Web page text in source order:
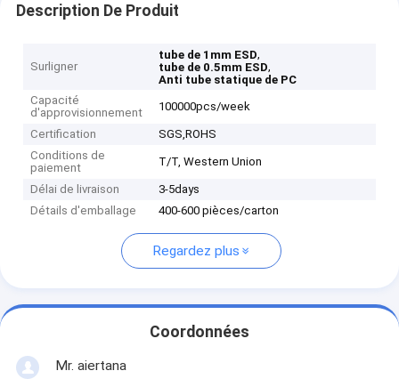
Description De Produit
Surligner
tube de 1mm ESD,
tube de 0.5mm ESD,
Anti tube statique de PC
Capacité
d'approvisionnement
100000pcs/week
Certification
SGS,ROHS
Conditions de
paiement
T/T, Western Union
Délai de livraison
3-5days
Détails d'emballage
400-600 pièces/carton
Regardez plus
Coordonnées
Mr. aiertana